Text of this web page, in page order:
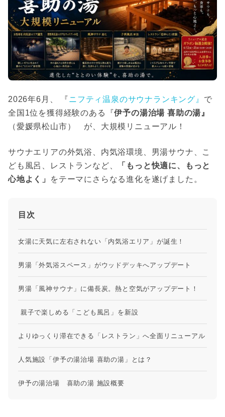
2026年6月、 『ニフティ温泉のサウナランキング』 で
全国1位を獲得経験のある『伊予の湯治場 喜助の湯』
（愛媛県松山市） が、大規模リニューアル！
サウナエリアの外気浴、内気浴環境、男湯サウナ、こ
ども風呂、レストランなど、
「もっと快適に、もっと
心地よく」
をテーマにさらなる進化を遂げました。
目次
女湯に天気に左右されない「内気浴エリア」が誕生！
男湯「外気浴スペース」がウッドデッキへアップデート
男湯「風神サウナ」に備長炭。熱と空気がアップデート！
親子で楽しめる「こども風呂」を新設
よりゆっくり滞在できる「レストラン」へ全面リニューアル
人気施設「伊予の湯治場 喜助の湯」とは？
伊予の湯治場 喜助の湯 施設概要